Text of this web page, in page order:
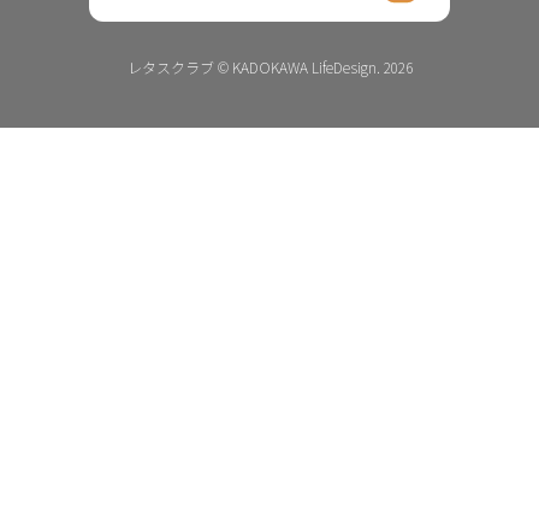
レタスクラブ © KADOKAWA LifeDesign. 2026